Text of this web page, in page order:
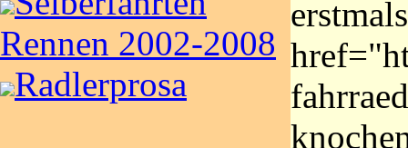
Rennen 2002-2008
Radlerprosa